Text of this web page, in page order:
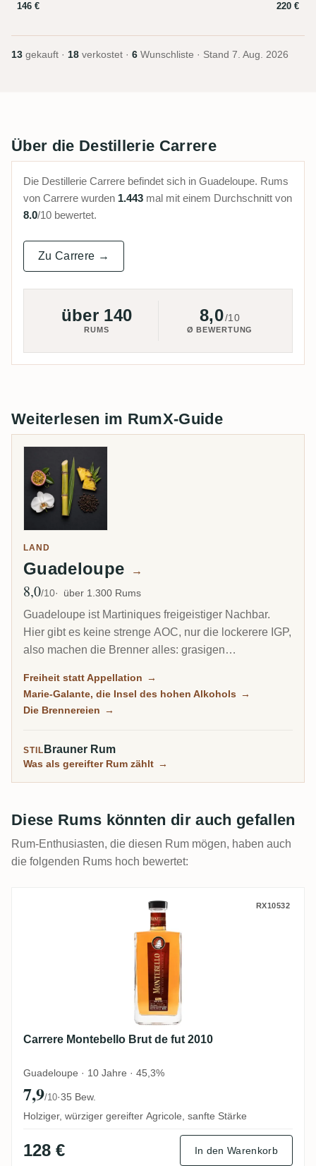
146 € 220 €
13 gekauft · 18 verkostet · 6 Wunschliste · Stand 7. Aug. 2026
Über die Destillerie Carrere
Die Destillerie Carrere befindet sich in Guadeloupe. Rums
von Carrere wurden 1.443 mal mit einem Durchschnitt von
8.0/10 bewertet.
Zu Carrere →
über 140
RUMS
8,0/10
Ø BEWERTUNG
Weiterlesen im RumX-Guide
LAND
Guadeloupe →
Ø Bewertung
8,0/10 über 1.300 Rums
Guadeloupe ist Martiniques freigeistiger Nachbar.
Hier gibt es keine strenge AOC, nur die lockerere IGP,
also machen die Brenner alles: grasigen
Traditionnel und auf der kleinen Insel Marie-Galante
einige der kraftvollsten Rums der Karibik.
Freiheit statt Appellation →
Marie-Galante, die Insel des hohen Alkohols →
Die Brennereien →
STIL Brauner Rum
Was als gereifter Rum zählt →
Diese Rums könnten dir auch gefallen
Rum-Enthusiasten, die diesen Rum mögen, haben auch
die folgenden Rums hoch bewertet:
Carrere Montebello Brut de fut 2010RX10532
Carrere Montebello Brut de fut 2010
Guadeloupe · 10 Jahre · 45,3%
7,9/10·35 Bew.
Holziger, würziger gereifter Agricole, sanfte Stärke
128 € In den Warenkorb